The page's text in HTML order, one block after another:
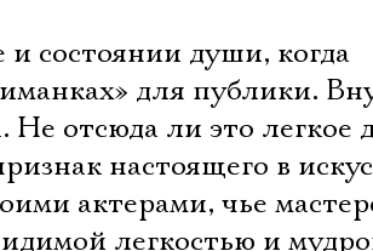
состоянии души, когда
для публики.
Не отсюда ли это легкое
настоящего в
актерами, чье
легкостью и
Электропочта